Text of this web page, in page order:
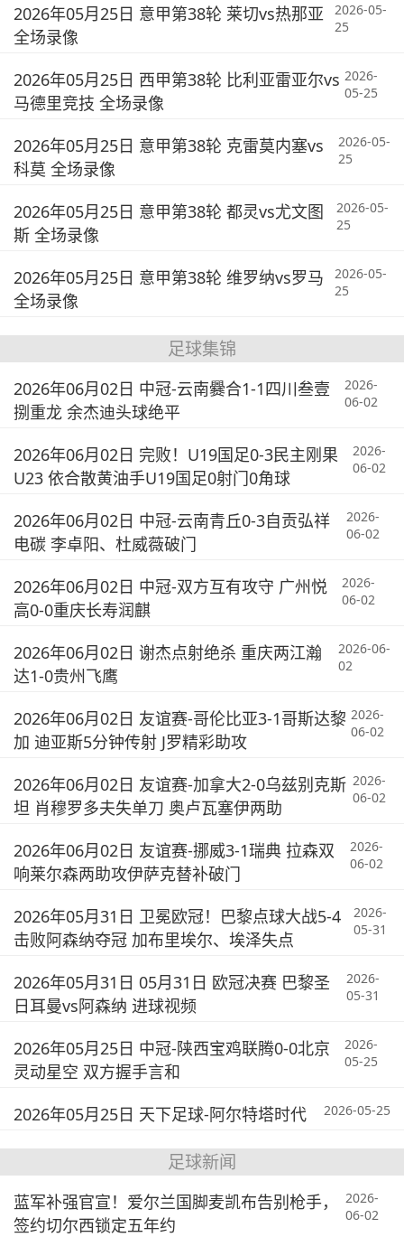
2026年05月25日 意甲第38轮 莱切vs热那亚
全场录像
2026-05-
25
2026年05月25日 西甲第38轮 比利亚雷亚尔vs
马德里竞技 全场录像
2026-
05-25
2026年05月25日 意甲第38轮 克雷莫内塞vs
科莫 全场录像
2026-05-
25
2026年05月25日 意甲第38轮 都灵vs尤文图
斯 全场录像
2026-05-
25
2026年05月25日 意甲第38轮 维罗纳vs罗马
全场录像
2026-05-
25
足球集锦
2026年06月02日 中冠-云南爨合1-1四川叁壹
捌重龙 余杰迪头球绝平
2026-
06-02
2026年06月02日 完败！U19国足0-3民主刚果
U23 依合散黄油手U19国足0射门0角球
2026-
06-02
2026年06月02日 中冠-云南青丘0-3自贡弘祥
电碳 李卓阳、杜威薇破门
2026-
06-02
2026年06月02日 中冠-双方互有攻守 广州悦
高0-0重庆长寿润麒
2026-
06-02
2026年06月02日 谢杰点射绝杀 重庆两江瀚
达1-0贵州飞鹰
2026-06-
02
2026年06月02日 友谊赛-哥伦比亚3-1哥斯达黎
加 迪亚斯5分钟传射 J罗精彩助攻
2026-
06-02
2026年06月02日 友谊赛-加拿大2-0乌兹别克斯
坦 肖穆罗多夫失单刀 奥卢瓦塞伊两助
2026-
06-02
2026年06月02日 友谊赛-挪威3-1瑞典 拉森双
响莱尔森两助攻伊萨克替补破门
2026-
06-02
2026年05月31日 卫冕欧冠！巴黎点球大战5-4
击败阿森纳夺冠 加布里埃尔、埃泽失点
2026-
05-31
2026年05月31日 05月31日 欧冠决赛 巴黎圣
日耳曼vs阿森纳 进球视频
2026-
05-31
2026年05月25日 中冠-陕西宝鸡联腾0-0北京
灵动星空 双方握手言和
2026-
05-25
2026年05月25日 天下足球-阿尔特塔时代 2026-05-25
足球新闻
蓝军补强官宣！爱尔兰国脚麦凯布告别枪手，
签约切尔西锁定五年约
2026-
06-02